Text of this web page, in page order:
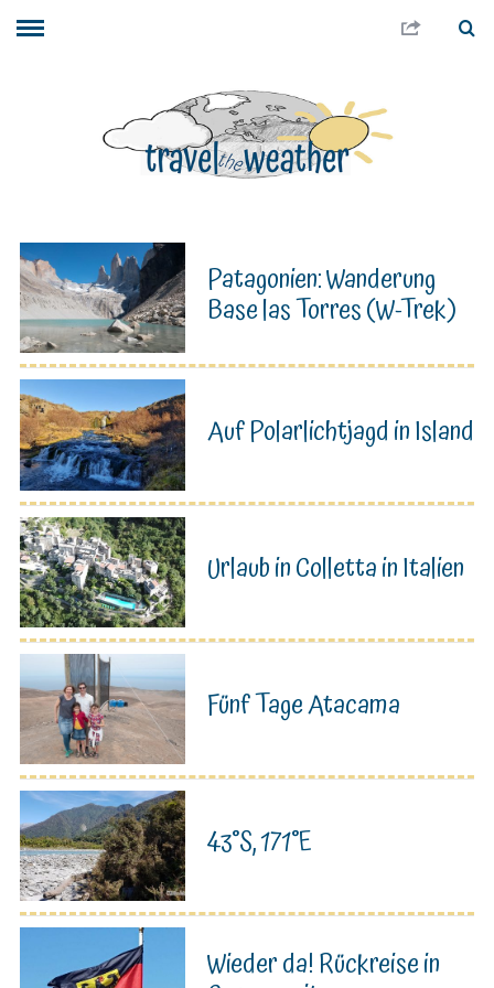
Patagonien: Wanderung
Base las Torres (W-Trek)
Auf Polarlichtjagd in Island
Urlaub in Colletta in Italien
Fünf Tage Atacama
43°S, 171°E
Wieder da! Rückreise in